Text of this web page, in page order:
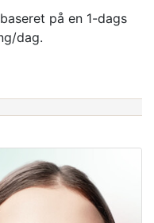
på en 1-dags
dag.